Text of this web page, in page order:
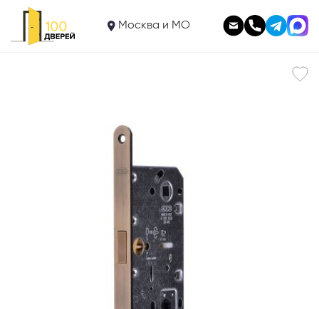
Москва и МО
Замок магнитный AGB WC 2 940
В корзину